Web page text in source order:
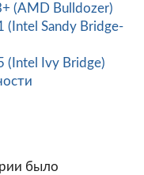
(AMD Bulldozer)
(Intel Sandy Bridge-
(Intel Ivy Bridge)
было